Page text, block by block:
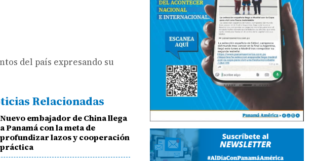
del país expresando su
Relacionadas
Nuevo embajador de China llega
a Panamá con la meta de
profundizar lazos y cooperación
práctica